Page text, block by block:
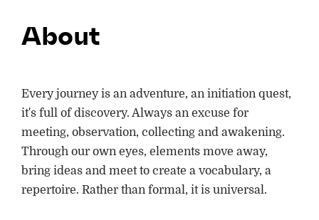
About
Every journey is an adventure, an initiation quest,
it's full of discovery. Always an excuse for
meeting, observation, collecting and awakening.
Through our own eyes, elements move away,
bring ideas and meet to create a vocabulary, a
repertoire. Rather than formal, it is universal.